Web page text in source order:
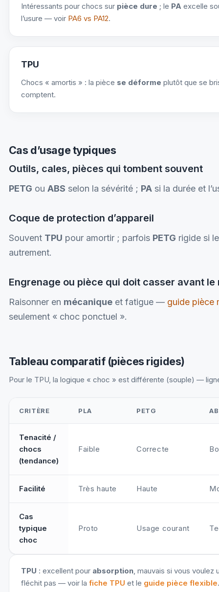
Intéressants pour chocs sur pièce dure ; le PAexcelle
l’usure — voir PA6 vs PA12.
TPU
Chocs « amortis » : la pièce se déforme plutôt que se
comptent.
Cas d’usage typiques
Outils, cales, pièces qui tombent souvent
PETG ou ABS selon la sévérité ; PAsi la durée et
Coque de protection d’appareil
Souvent TPU pour amortir ; parfois PETG rigide si
autrement.
Engrenage ou pièce qui doit casser avant le
Raisonner en mécaniqueet fatigue — guide pièce
seulement « choc ponctuel ».
Tableau comparatif (pièces rigides)
Pour le TPU, la logique « choc » est différente (souple) —
Tenacité aux chocs — matériaux rigides courants
CRITÈRE PLA PETG
Tenacité /
chocs
(tendance)
Faible Correcte
Facilité Très haute Haute
Cas
typique
choc
Proto Usage courant
TPU : excellent pour absorption, mauvais si vous voulez
fléchit pas — voir la fiche TPU et le guide pièce flexible.